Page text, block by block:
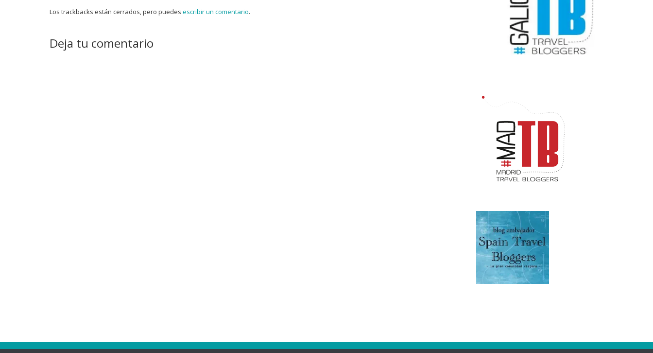
Los trackbacks están cerrados, pero puedes escribir un comentario.
Deja tu comentario